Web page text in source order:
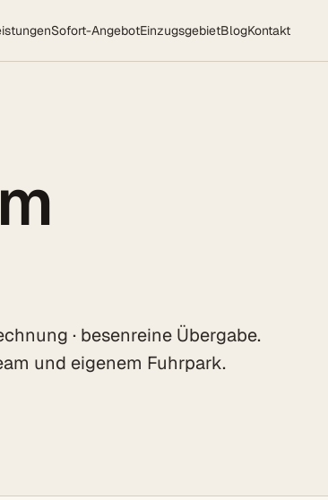
Sofort-AngebotEinzugsgebietBlogKontakt
· besenreine Übergabe.
und eigenem Fuhrpark.